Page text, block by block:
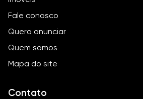
Fale conosco
Quero anunciar
Quem somos
Mapa do site
Contato